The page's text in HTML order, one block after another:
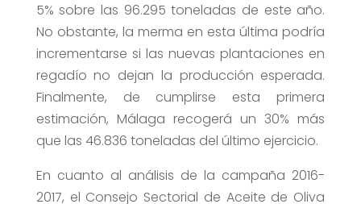
5% sobre las 96.295 toneladas de este año.
No obstante, la merma en esta última podría
incrementarse si las nuevas plantaciones en
regadío no dejan la producción esperada.
Finalmente, de cumplirse esta primera
estimación, Málaga recogerá un 30% más
que las 46.836 toneladas del último ejercicio.
En cuanto al análisis de la campaña 2016-
2017, el Consejo Sectorial de Aceite de Oliva